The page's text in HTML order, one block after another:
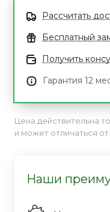
Рассчитать
Бесплатный
Получить
Гарантия 12
Цена действительна
и может отличаться
Наши